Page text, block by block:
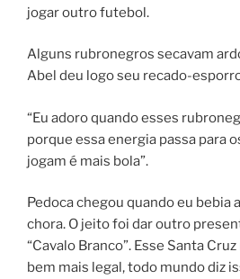
jogar outro futebol.
Alguns rubronegros secavam
Abel deu logo seu recado-
“Eu adoro quando esses
porque essa energia passa para
jogam é mais bola”.
Pedoca chegou quando eu bebia
chora. O jeito foi dar outro
“Cavalo Branco”. Esse Santa
bem mais legal, todo mundo diz